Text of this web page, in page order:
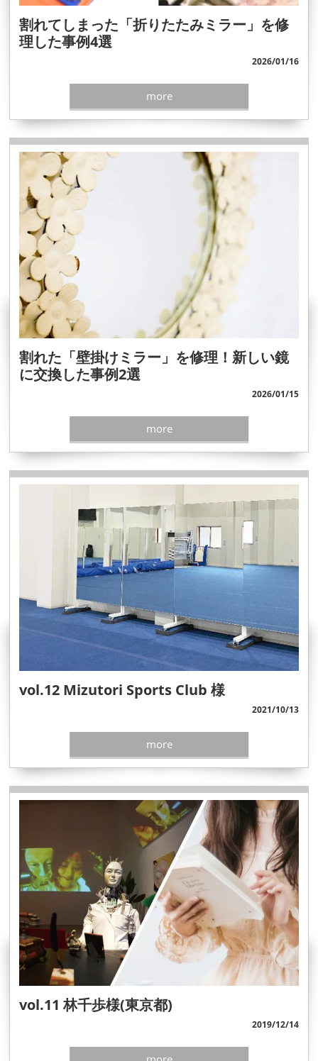
割れてしまった「折りたたみミラー」を修
理した事例4選
2026/01/16
more
割れた「壁掛けミラー」を修理！新しい鏡
に交換した事例2選
2026/01/15
more
vol.12 Mizutori Sports Club 様
2021/10/13
more
vol.11 林千歩様(東京都)
2019/12/14